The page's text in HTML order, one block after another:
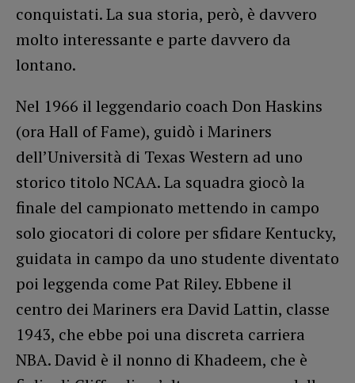
conquistati. La sua storia, però, è davvero
molto interessante e parte davvero da
lontano.
Nel 1966 il leggendario coach Don Haskins
(ora Hall of Fame), guidò i Mariners
dell’Università di Texas Western ad uno
storico titolo NCAA. La squadra giocò la
finale del campionato mettendo in campo
solo giocatori di colore per sfidare Kentucky,
guidata in campo da uno studente diventato
poi leggenda come Pat Riley. Ebbene il
centro dei Mariners era David Lattin, classe
1943, che ebbe poi una discreta carriera
NBA. David è il nonno di Khadeem, che è